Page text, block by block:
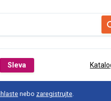
Sleva
nebo zaregistrujte.